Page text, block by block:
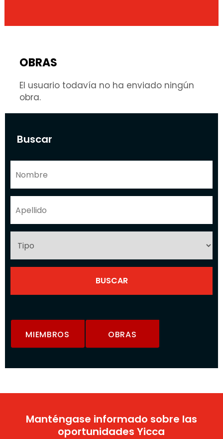
Buscar
MIEMBROS OBRAS
OBRAS
El usuario todavía no ha enviado ningún
obra.
Manténgase informado sobre las
oportunidades Yicca